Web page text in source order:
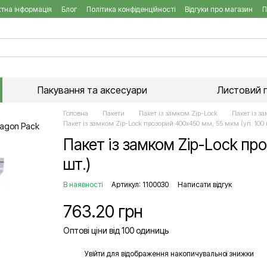
інформація Блог Політика конфіденційності Відгуки про магазин
Пакування та аксесуари Листовий
Головна Пакети Пакет із замком Zip-Lock
Пакет із
Пакет із замком Zip-Lock прозорий 400х450 мм, 55 мкм (уп. 100
Пакет із замком Zip-Lock
шт.)
В наявності Артикул: 1100030 Написати відгук
763.20 грн
Оптові ціни від 100 одиниць
Увійти для відображення накопичувальної знижки